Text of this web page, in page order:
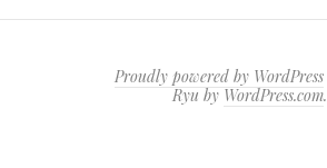
Proudly powered by WordPress
Ryu byWordPress.com.